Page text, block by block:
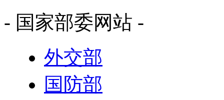
- 国家部委网站 -
外交部
国防部